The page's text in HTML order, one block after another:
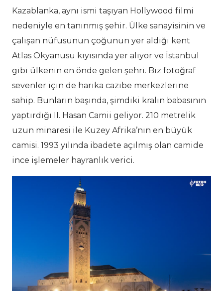
Kazablanka, aynı ismi taşıyan Hollywood filmi
nedeniyle en tanınmış şehir. Ülke sanayisinin ve
çalışan nüfusunun çoğunun yer aldığı kent
Atlas Okyanusu kıyısında yer alıyor ve İstanbul
gibi ülkenin en önde gelen şehri. Biz fotoğraf
sevenler için de harika cazibe merkezlerine
sahip. Bunların başında, şimdiki kralın babasının
yaptırdığı II. Hasan Camii geliyor. 210 metrelik
uzun minaresi ile Kuzey Afrika’nın en büyük
camisi. 1993 yılında ibadete açılmış olan camide
ince işlemeler hayranlık verici.